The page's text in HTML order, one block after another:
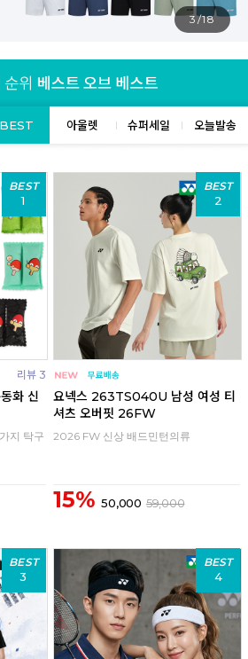
4/18
BEST 아울렛 슈퍼세일 오늘발송
BEST
1
리뷰 3
화 신
지 탁구
BEST
2
요넥스 263TS040U 남성 여성 티
셔츠 오버핏 26FW
2026 FW 신상 배드민턴의류
15% 50,000 59,000
BEST
3
BEST
4